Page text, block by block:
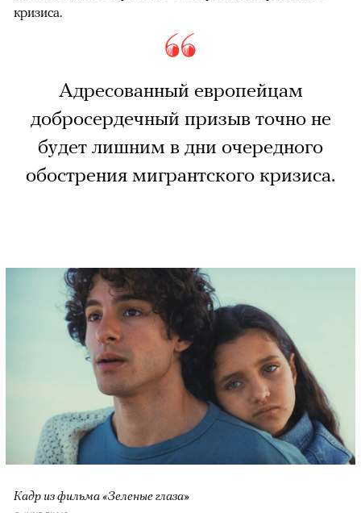
кризиса.
Адресованный европейцам
добросердечный призыв точно не
будет лишним в дни очередного
обострения мигрантского кризиса.
Кадр из фильма «Зеленые глаза»